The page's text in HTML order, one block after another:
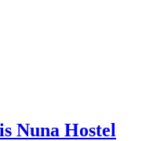
Nuna Hostel